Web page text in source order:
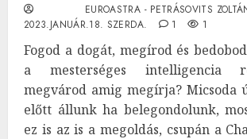
EUROASTRA - PETRÁSOVITS
2023.JANUÁR.18. SZERDA.
1 1
Fogod a dogát, megírod és
a mesterséges intelligencia
megvárod amig megírja? Micsoda
előtt állunk ha belegondolunk,
ez is az is a megoldás, csupán a